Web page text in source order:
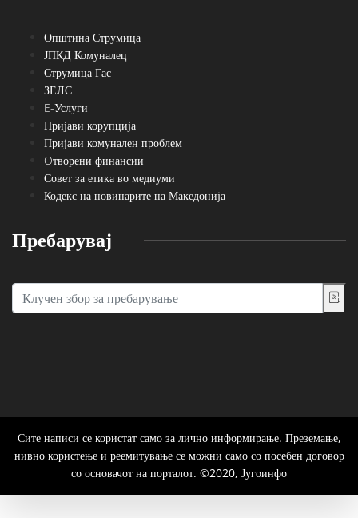
Општина Струмица
ЈПКД Комуналец
Струмица Гас
ЗЕЛС
E-Услуги
Пријави корупција
Пријави комунален проблем
Oтворени финансии
Совет за етика во медиуми
Кодекс на новинарите на Македонија
Пребарувај
Сите написи се користат само за лично информирање. Преземање,
нивно користење и реемитување се можни само со посебен договор
со основачот на порталот. ©2020, Југоинфо